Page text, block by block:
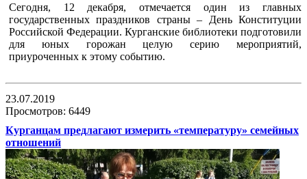
Сегодня, 12 декабря, отмечается один из главных
государственных праздников страны – День Конституции
Российской Федерации. Курганские библиотеки подготовили
для юных горожан целую серию мероприятий,
приуроченных к этому событию.
23.07.2019
Просмотров: 6449
Курганцам предлагают измерить «температуру» семейных
отношений